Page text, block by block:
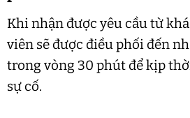
Khi nhận được yêu cầu từ
viên sẽ được điều phối đến
trong vòng 30 phút để kịp
sự cố.